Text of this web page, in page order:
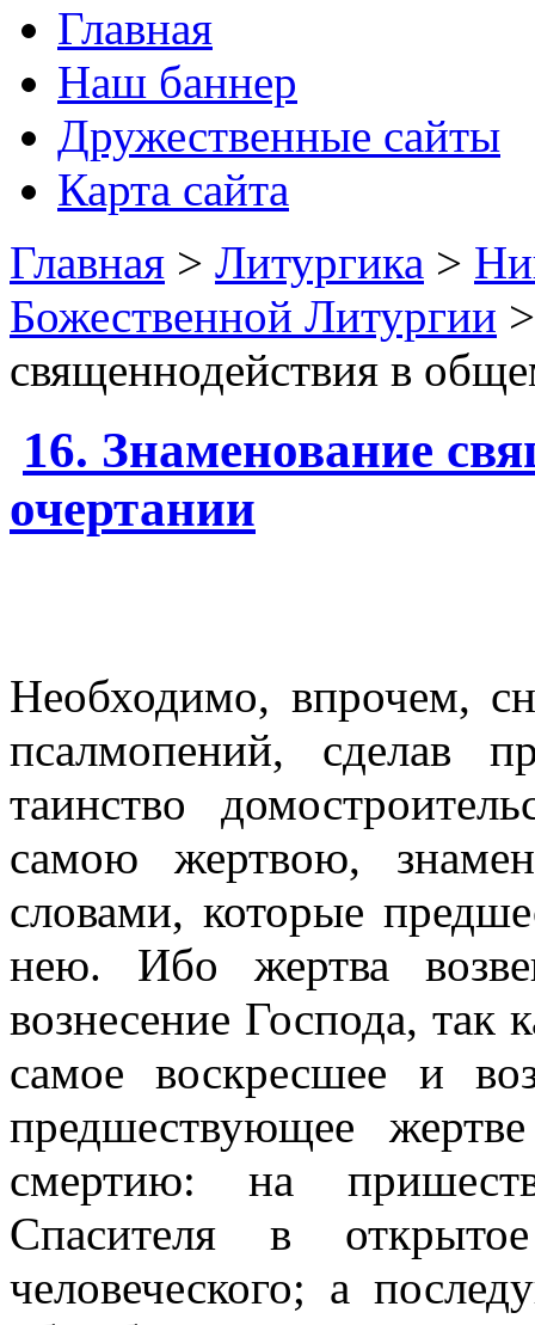
Главная
Наш баннер
Дружественные сайты
Карта сайта
Главная > Литургика >
Божественной Литургии
священнодействия в
16. Знаменование
очертании
Необходимо, впрочем,
псалмопений, сделав
таинство
самою жертвою,
словами, которые
нею. Ибо жертва
вознесение Господа, так
самое воскресшее и
предшествующее
смертию: на
Спасителя в
человеческого; а